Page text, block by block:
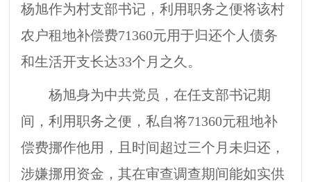
杨旭作为村支部书记，利用职务之便将该村
农户租地补偿费71360元用于归还个人债务
和生活开支长达33个月之久。
杨旭身为中共党员，在任支部书记期
间，利用职务之便，私自将71360元租地补
偿费挪作他用，且时间超过三个月未归还，
涉嫌挪用资金，其在审查调查期间能如实供